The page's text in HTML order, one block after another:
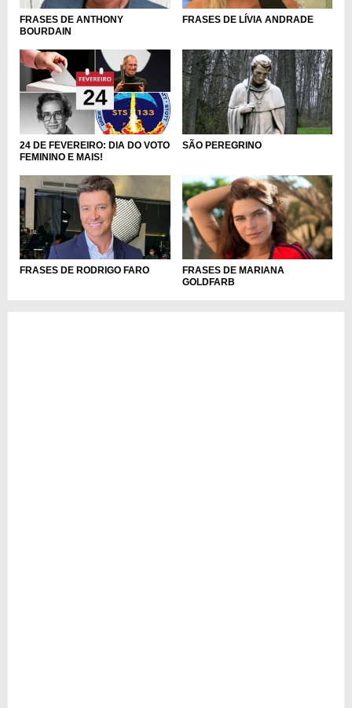
FRASES DE ANTHONY
BOURDAIN
FRASES DE LÍVIA ANDRADE
24 DE FEVEREIRO: DIA DO VOTO
FEMININO E MAIS!
SÃO PEREGRINO
FRASES DE RODRIGO FARO
FRASES DE MARIANA
GOLDFARB